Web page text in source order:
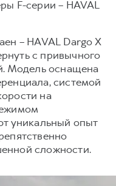
F-серии – HAVAL
– HAVAL Dargo X
с привычного
Модель оснащена
системой
на
уникальный опыт
сложности.